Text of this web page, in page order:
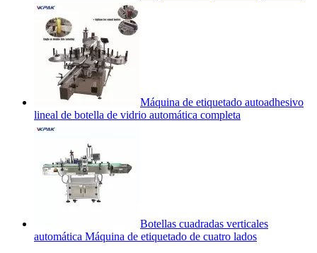
Máquina de etiquetado autoadhesivo
lineal de botella de vidrio automática completa
Botellas cuadradas verticales
automática Máquina de etiquetado de cuatro lados